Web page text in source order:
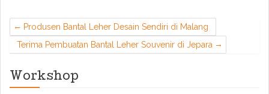
Produsen Bantal Leher Desain Sendiri di Malang
Terima Pembuatan Bantal Leher Souvenir di Jepara
Workshop